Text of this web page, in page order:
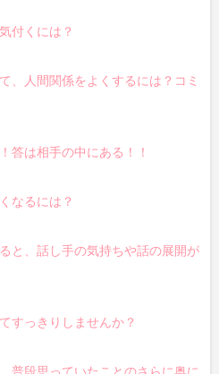
付くには？
、人間関係をよくするには？コミ
答は相手の中にある！！
なるには？
と、話し手の気持ちや話の展開が
すっきりしませんか？
普段思っていたことのさらに奥に